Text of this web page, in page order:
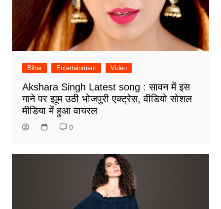
Bihar Entertainment Video
Akshara Singh Latest song : सावन में इस
गाने पर झूम उठी भोजपुरी एक्ट्रेस, वीडियो सोशल
मीडिया में हुआ वायरल
0